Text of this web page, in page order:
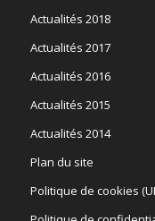
Actualités 2018
Actualités 2017
Actualités 2016
Actualités 2015
Actualités 2014
Plan du site
Politique de cookies